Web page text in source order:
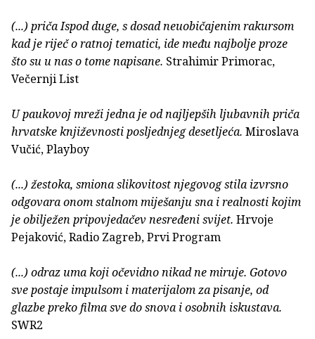
(...) priča Ispod duge, s dosad neuobičajenim rakursom
kad je riječ o ratnoj tematici, ide među najbolje proze
što su u nas o tome napisane. Strahimir Primorac,
Večernji List
U paukovoj mreži jedna je od najljepših ljubavnih priča
hrvatske književnosti posljednjeg desetljeća. Miroslava
Vučić, Playboy
(...) žestoka, smiona slikovitost njegovog stila izvrsno
odgovara onom stalnom miješanju sna i realnosti kojim
je obilježen pripovjedačev nesređeni svijet. Hrvoje
Pejaković, Radio Zagreb, Prvi Program
(...) odraz uma koji očevidno nikad ne miruje. Gotovo
sve postaje impulsom i materijalom za pisanje, od
glazbe preko filma sve do snova i osobnih iskustava.
SWR2